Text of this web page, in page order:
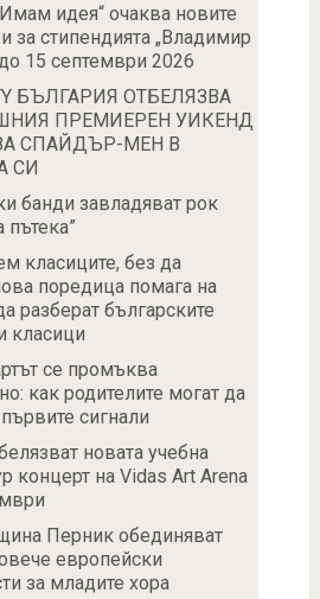
идея“ очаква новите
за стипендията „Владимир
15 септември 2026
БЪЛГАРИЯ ОТБЕЛЯЗВА
ПРЕМИЕРЕН УИКЕНД
СПАЙДЪР-МЕН В
СИ
банди завладяват рок
пътека”
класиците, без да
поредица помага на
разберат българските
класици
се промъква
как родителите могат да
сигнали
новата учебна
концерт на Vidas Art Arena
Перник обединяват
европейски
за младите хора